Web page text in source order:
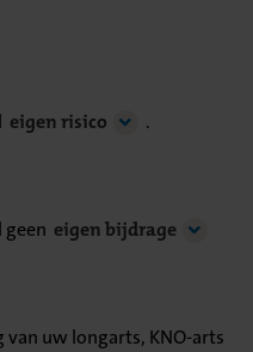
eigen risico .
geen eigen bijdrage
uw longarts, KNO-arts